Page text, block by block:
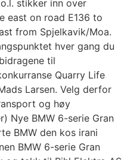
stikker inn over
east on road E136 to
from Spjelkavik/Moa.
hver gang du
til
Quarry Life
Larsen. Velg derfor
og høy
Nye BMW 6-serie Gran
BMW den kos irani
BMW 6-serie Gran